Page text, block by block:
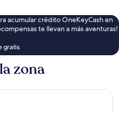
acumular crédito OneKeyCash en
te llevan a más aventuras!
gratis
zona